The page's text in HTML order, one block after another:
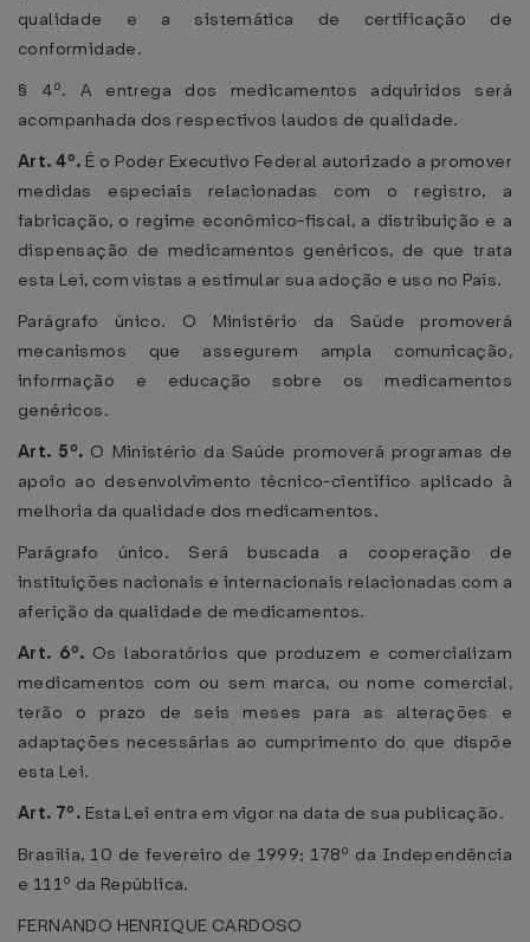
qualidade e a sistemática de certificação de
conformidade.
§ 4º. A entrega dos medicamentos adquiridos será
acompanhada dos respectivos laudos de qualidade.
Art. 4º. É o Poder Executivo Federal autorizado a promover
medidas especiais relacionadas com o registro, a
fabricação, o regime econômico-fiscal, a distribuição e a
dispensação de medicamentos genéricos, de que trata
esta Lei, com vistas a estimular sua adoção e uso no País.
Parágrafo único. O Ministério da Saúde promoverá
mecanismos que assegurem ampla comunicação,
informação e educação sobre os medicamentos
genéricos.
Art. 5º. O Ministério da Saúde promoverá programas de
apoio ao desenvolvimento técnico-científico aplicado à
melhoria da qualidade dos medicamentos.
Parágrafo único. Será buscada a cooperação de
instituições nacionais e internacionais relacionadas com a
aferição da qualidade de medicamentos.
Art. 6º. Os laboratórios que produzem e comercializam
medicamentos com ou sem marca, ou nome comercial,
terão o prazo de seis meses para as alterações e
adaptações necessárias ao cumprimento do que dispõe
esta Lei.
Art. 7º. Esta Lei entra em vigor na data de sua publicação.
Brasília, 10 de fevereiro de 1999; 178º da Independência
e 111º da República.
FERNANDO HENRIQUE CARDOSO